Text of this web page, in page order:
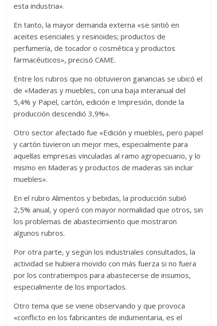
esta industria».
En tanto, la mayor demanda externa «se sintió en
aceites esenciales y resinoides; productos de
perfumería, de tocador o cosmética y productos
farmacéuticos», precisó CAME.
Entre los rubros que no obtuvieron ganancias se ubicó el
de «Maderas y muebles, con una baja interanual del
5,4% y Papel, cartón, edición e Impresión, donde la
producción descendió 3,9%».
Otro sector afectado fue «Edición y muebles, pero papel
y cartón tuvieron un mejor mes, especialmente para
aquellas empresas vinculadas al ramo agropecuario, y lo
mismo en Maderas y productos de maderas sin incluir
muebles».
En el rubro Alimentos y bebidas, la producción subió
2,5% anual, y operó con mayor normalidad que otros, sin
los problemas de abastecimiento que mostraron
algunos rubros.
Por otra parte, y según los industriales consultados, la
actividad se hubiera movido con más fuerza si no fuera
por los contratiempos para abastecerse de insumos,
especialmente de los importados.
Otro tema que se viene observando y que provoca
«conflicto en los fabricantes de indumentaria, es el